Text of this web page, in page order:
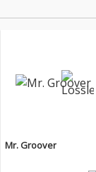
Mr. Groover